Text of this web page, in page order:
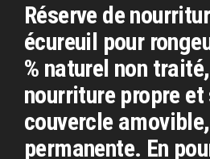
Réserve de
écureuil pour
% naturel non
nourriture propre et
couvercle
permanente. En